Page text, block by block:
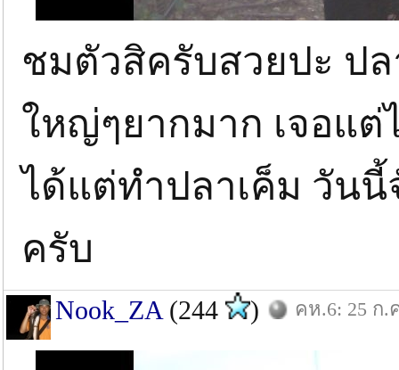
ชมตัวสิครับสวยปะ ป
ใหญ่ๆยากมาก เจอแต่
ได้แต่ทำปลาเค็ม วันนี้
ครับ
Nook_ZA (244 ) คห.6: 25 ก.